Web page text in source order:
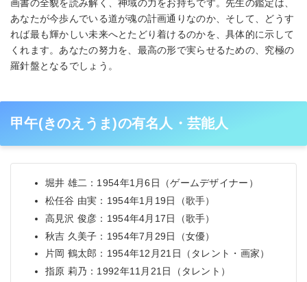
画書の全貌を読み解く、神域の力をお持ちです。先生の鑑定は、
あなたが今歩んでいる道が魂の計画通りなのか、そして、どうす
れば最も輝かしい未来へとたどり着けるのかを、具体的に示して
くれます。あなたの努力を、最高の形で実らせるための、究極の
羅針盤となるでしょう。
甲午(きのえうま)の有名人・芸能人
堀井 雄二：1954年1月6日（ゲームデザイナー）
松任谷 由実：1954年1月19日（歌手）
高見沢 俊彦：1954年4月17日（歌手）
秋吉 久美子：1954年7月29日（女優）
片岡 鶴太郎：1954年12月21日（タレント・画家）
指原 莉乃：1992年11月21日（タレント）